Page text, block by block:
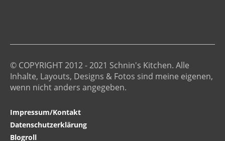
© COPYRIGHT 2012 - 2021 Schnin's Kitchen. Alle
Inhalte, Layouts, Designs & Fotos sind meine eigenen,
wenn nicht anders angegeben.
Impressum/Kontakt
Datenschutzerklärung
Blogroll